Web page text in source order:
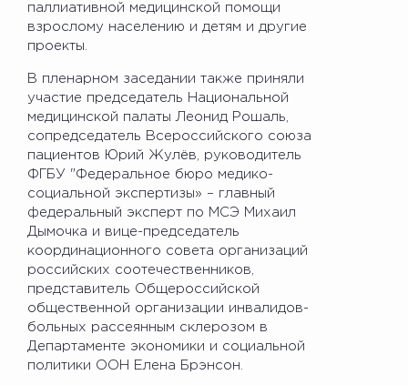
паллиативной медицинской помощи
взрослому населению и детям и другие
проекты.
В пленарном заседании также приняли
участие председатель Национальной
медицинской палаты Леонид Рошаль,
сопредседатель Всероссийского союза
пациентов Юрий Жулёв, руководитель
ФГБУ "Федеральное бюро медико-
социальной экспертизы» – главный
федеральный эксперт по МСЭ Михаил
Дымочка и вице-председатель
координационного совета организаций
российских соотечественников,
представитель Общероссийской
общественной организации инвалидов-
больных рассеянным склерозом в
Департаменте экономики и социальной
политики ООН Елена Брэнсон.